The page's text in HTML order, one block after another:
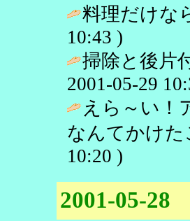
料理だけな
10:43 )
掃除と後片
2001-05-29
えら～い！
なんてかけ
10:20 )
2001-05-28